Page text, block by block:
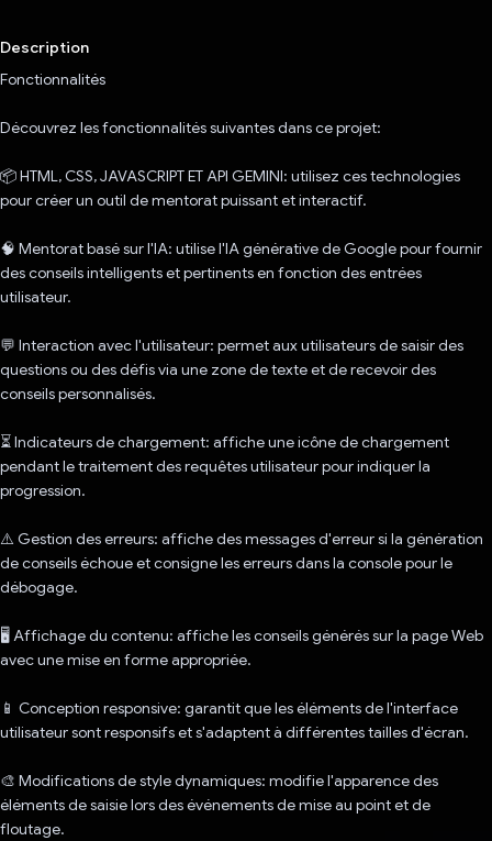
Description
Fonctionnalités
Découvrez les fonctionnalités suivantes dans ce projet:
📦 HTML, CSS, JAVASCRIPT ET API GEMINI: utilisez ces technologies
pour créer un outil de mentorat puissant et interactif.
🧠 Mentorat basé sur l'IA: utilise l'IA générative de Google pour fournir
des conseils intelligents et pertinents en fonction des entrées
utilisateur.
💬 Interaction avec l'utilisateur: permet aux utilisateurs de saisir des
questions ou des défis via une zone de texte et de recevoir des
conseils personnalisés.
⏳ Indicateurs de chargement: affiche une icône de chargement
pendant le traitement des requêtes utilisateur pour indiquer la
progression.
⚠️ Gestion des erreurs: affiche des messages d'erreur si la génération
de conseils échoue et consigne les erreurs dans la console pour le
débogage.
🖥️ Affichage du contenu: affiche les conseils générés sur la page Web
avec une mise en forme appropriée.
📱 Conception responsive: garantit que les éléments de l'interface
utilisateur sont responsifs et s'adaptent à différentes tailles d'écran.
🎨 Modifications de style dynamiques: modifie l'apparence des
éléments de saisie lors des événements de mise au point et de
floutage.